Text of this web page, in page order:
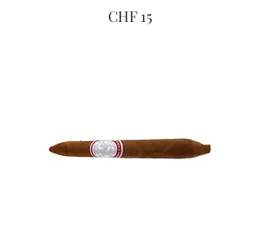
CHF 15